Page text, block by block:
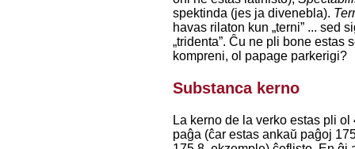
spektinda (jes ja divenebla).
havas rilaton kun „terni” ... sed
„tridenta”. Ĉu ne pli bone estas
kompreni, ol papage parkerigi?
Substanca kerno
La kerno de la verko estas pli ol
paĝa (ĉar estas ankaŭ paĝoj